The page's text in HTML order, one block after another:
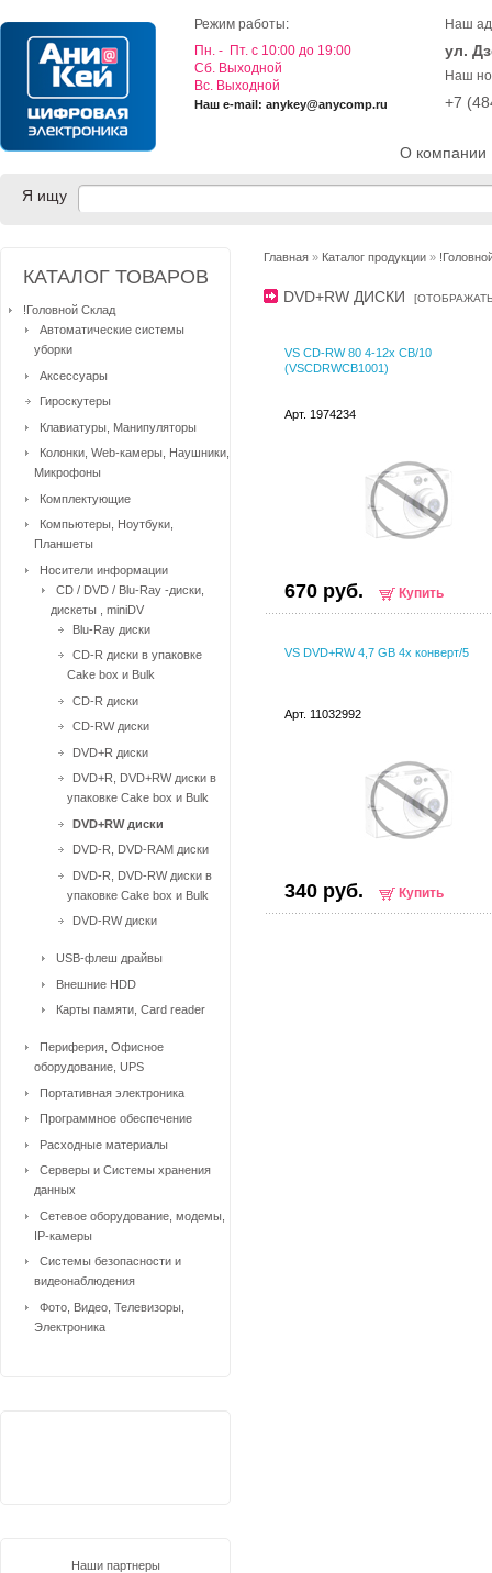
О компании
Режим работы:
Пн. - Пт. с 10:00 до 19:00
Cб. Выходной
Вс. Выходной
Наш e-mail: anykey@anycomp.ru
Наш
ул.
Наш
+7
Я ищу
Главная » Каталог продукции »
DVD+RW ДИСКИ [
VS CD-RW 80 4-12x CB/10
(VSCDRWCB1001)
Арт. 1974234
670 руб. Купить
VS DVD+RW 4,7 GB 4x конверт/5
Арт. 11032992
340 руб. Купить
КАТАЛОГ ТОВАРОВ
!Головной Склад
Автоматические системы
уборки
Аксессуары
Гироскутеры
Клавиатуры, Манипуляторы
Колонки, Web-камеры, Наушники,
Микрофоны
Комплектующие
Компьютеры, Ноутбуки,
Планшеты
Носители информации
CD / DVD / Blu-Ray -диски,
дискеты , miniDV
Blu-Ray диски
CD-R диски в упаковке
Cake box и Bulk
CD-R диски
CD-RW диски
DVD+R диски
DVD+R, DVD+RW диски в
упаковке Cake box и Bulk
DVD+RW диски
DVD-R, DVD-RAM диски
DVD-R, DVD-RW диски в
упаковке Cake box и Bulk
DVD-RW диски
USB-флеш драйвы
Внешние HDD
Карты памяти, Card reader
Периферия, Офисное
оборудование, UPS
Портативная электроника
Программное обеспечение
Расходные материалы
Серверы и Системы хранения
данных
Сетевое оборудование, модемы,
IP-камеры
Системы безопасности и
видеонаблюдения
Фото, Видео, Телевизоры,
Электроника
Наши партнеры